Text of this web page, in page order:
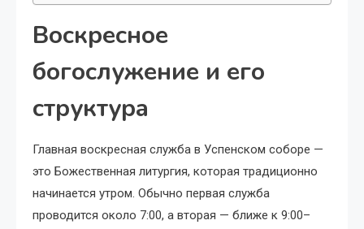
Воскресное
богослужение и его
структура
Главная воскресная служба в Успенском соборе —
это Божественная литургия, которая традиционно
начинается утром. Обычно первая служба
проводится около 7:00, а вторая — ближе к 9:00–